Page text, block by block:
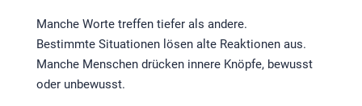
Manche Worte treffen tiefer als andere.
Bestimmte Situationen lösen alte Reaktionen aus.
Manche Menschen drücken innere Knöpfe, bewusst
oder unbewusst.